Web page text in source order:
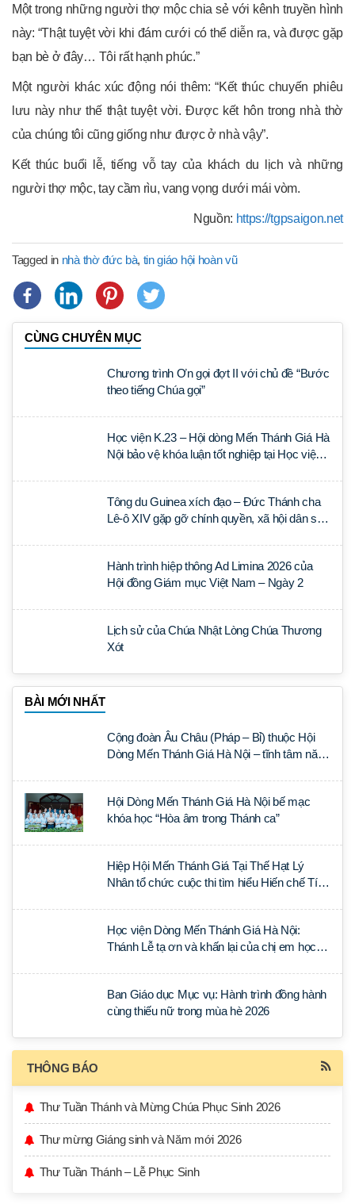
Một trong những người thợ mộc chia sẻ với kênh truyền hình
này: “Thật tuyệt vời khi đám cưới có thể diễn ra, và được gặp
bạn bè ở đây… Tôi rất hạnh phúc.”
Một người khác xúc động nói thêm: “Kết thúc chuyến phiêu
lưu này như thế thật tuyệt vời. Được kết hôn trong nhà thờ
của chúng tôi cũng giống như được ở nhà vậy”.
Kết thúc buổi lễ, tiếng vỗ tay của khách du lịch và những
người thợ mộc, tay cầm rìu, vang vọng dưới mái vòm.
Nguồn: https://tgpsaigon.net
Tagged in nhà thờ đức bà, tin giáo hội hoàn vũ
CÙNG CHUYÊN MỤC
Chương trình Ơn gọi đợt II với chủ đề “Bước
theo tiếng Chúa gọi”
Học viện K.23 – Hội dòng Mến Thánh Giá Hà
Nội bảo vệ khóa luận tốt nghiệp tại Học viện
Tông du Guinea xích đạo – Đức Thánh cha
Lê-ô XIV gặp gỡ chính quyền, xã hội dân sự
Hành trình hiệp thông Ad Limina 2026 của
Hội đồng Giám mục Việt Nam – Ngày 2
Lịch sử của Chúa Nhật Lòng Chúa Thương
Xót
BÀI MỚI NHẤT
Cộng đoàn Âu Châu (Pháp – Bỉ) thuộc Hội
Dòng Mến Thánh Giá Hà Nội – tĩnh tâm năm
Hội Dòng Mến Thánh Giá Hà Nội bế mạc
khóa học “Hòa âm trong Thánh ca”
Hiệp Hội Mến Thánh Giá Tại Thế Hạt Lý
Nhân tổ chức cuộc thi tìm hiểu Hiến chế Tín
Học viện Dòng Mến Thánh Giá Hà Nội:
Thánh Lễ tạ ơn và khấn lại của chị em học
Ban Giáo dục Mục vụ: Hành trình đồng hành
cùng thiếu nữ trong mùa hè 2026
THÔNG BÁO
Thư Tuần Thánh và Mừng Chúa Phục Sinh 2026
Thư mừng Giáng sinh và Năm mới 2026
Thư Tuần Thánh – Lễ Phục Sinh